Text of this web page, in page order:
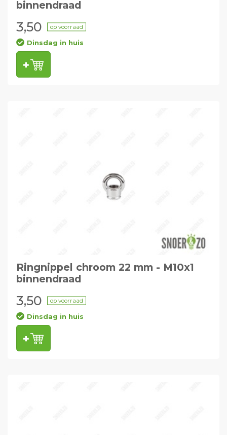
binnendraad
3,50 op voorraad
Dinsdag in huis
Ringnippel chroom 22 mm - M10x1
binnendraad
3,50 op voorraad
Dinsdag in huis